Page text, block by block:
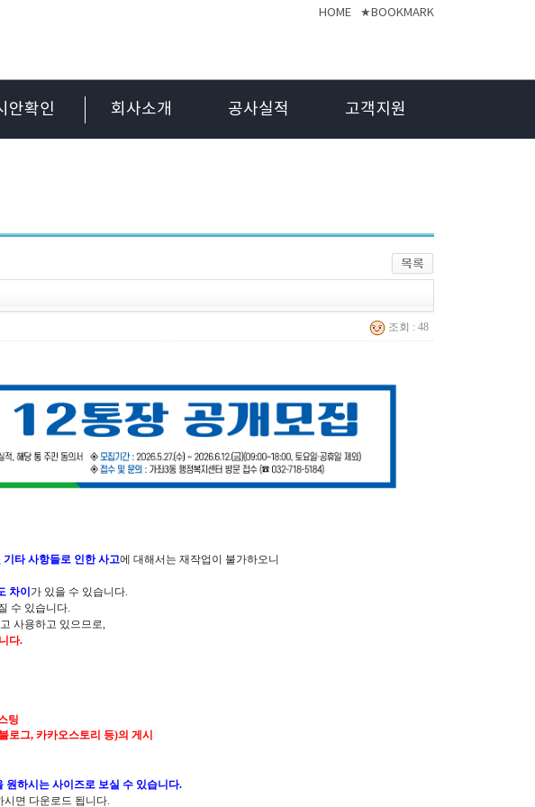
HOME ★BOOKMARK
안확인 회사소개 공사실적 고객지원
조회 : 48
타 사항들로 인한 사고에 대해서는 재작업이 불가하오니
차이 가 있을 수 있습니다.
수 있습니다.
사용하고 있으므로,
다.
팅
로그, 카카오스토리 등)의 게시
원하시는 사이즈로 보실 수 있습니다.
면 다운로드 됩니다.